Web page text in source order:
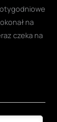
na
czeka na